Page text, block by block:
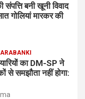
बनी खूनी विवाद
गोलियां मारकर की
का DM-SP ने
से समझौता नहीं होगा: